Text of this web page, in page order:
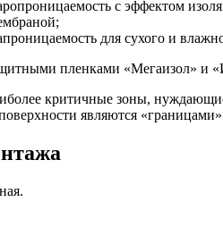
с эффектом
для сухого и
пленками «Мегаизол» и
критичные зоны,
являются